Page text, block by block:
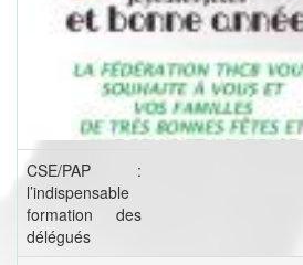
CSE/PAP :
l’indispensable
formation des
délégués